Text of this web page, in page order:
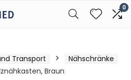
0
Transport
Nähschränke
Braun